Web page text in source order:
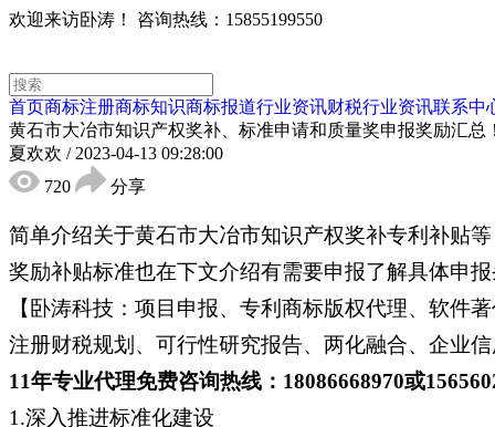
欢迎来访卧涛！ 咨询热线：15855199550
首页商标注册商标知识商标报道行业资讯财税行业资讯联系中
黄石市大冶市知识产权奖补、标准申请和质量奖申报奖励汇总
夏欢欢 / 2023-04-13 09:28:00
720
分享
简单介绍关于黄石市大冶市知识产权奖补专利补贴
奖励补贴标准也在下文介绍有需要申报了解具体申
【卧涛科技：项目申报、专利商标版权代理、软件
注册财税规划、可行性研究报告、两化融合、企业
11年专业代理免费咨询热线：18086668970或
1.深入推进标准化建设